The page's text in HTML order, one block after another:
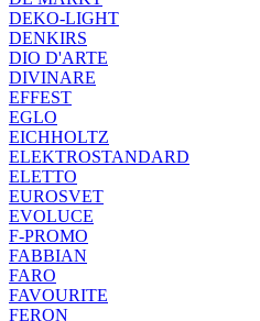
DEKO-LIGHT
DENKIRS
DIO D'ARTE
DIVINARE
EFFEST
EGLO
EICHHOLTZ
ELEKTROSTANDARD
ELETTO
EUROSVET
EVOLUCE
F-PROMO
FABBIAN
FARO
FAVOURITE
FERON